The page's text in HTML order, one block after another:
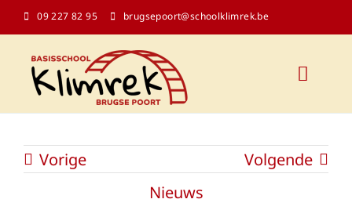
naar
inhoud
09 227 82 95 brugsepoort@schoolklimrek.be
Toggle
Vorige
Volgende
Nieuws